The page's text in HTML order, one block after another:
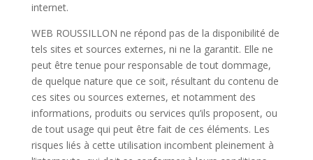
internet.
WEB ROUSSILLON ne répond pas de la disponibilité de
tels sites et sources externes, ni ne la garantit. Elle ne
peut être tenue pour responsable de tout dommage,
de quelque nature que ce soit, résultant du contenu de
ces sites ou sources externes, et notamment des
informations, produits ou services qu’ils proposent, ou
de tout usage qui peut être fait de ces éléments. Les
risques liés à cette utilisation incombent pleinement à